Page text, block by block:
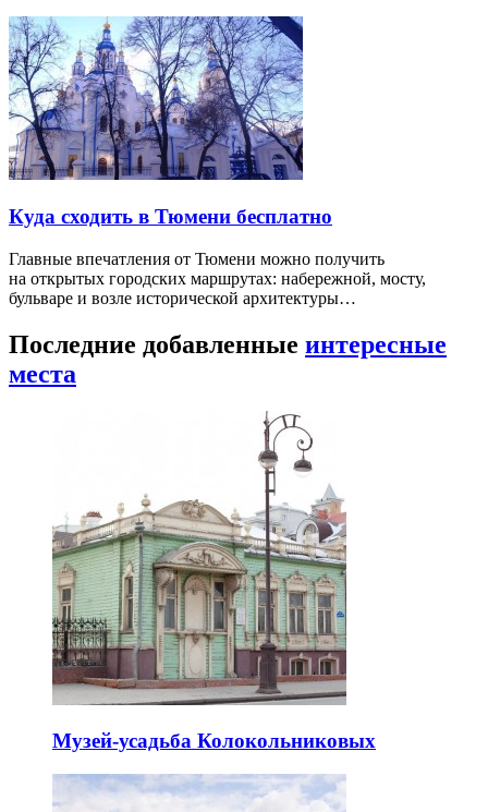
Куда сходить в Тюмени бесплатно
Главные впечатления от Тюмени можно получить
на открытых городских маршрутах: набережной, мосту,
бульваре и возле исторической архитектуры…
Последние добавленные интересные
места
Музей-усадьба Колокольниковых